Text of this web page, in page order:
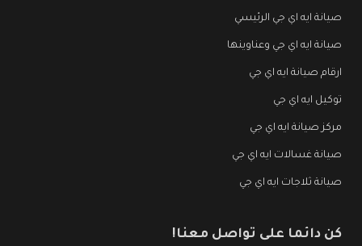
صيانة ايه اي جي الرئيسي
صيانة ايه اي جي وعناوينها
ارقام صيانة ايه اي جي
توكيل ايه اي جي
مركز صيانة ايه اي جي
صيانة غسالات ايه اي جي
صيانة ثلاجات ايه اي جي
كن دائما على تواصل معنا!